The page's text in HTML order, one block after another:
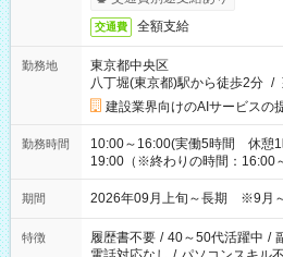
交通費 全額支給
勤務地
東京都中央区
八丁堀(東京都)駅から徒歩2分 /
建設業界向けのAIサービスの
勤務時間
10:00～16:00(実働5時間 休憩
19:00（※終わりの時間：16:00
期間 2026年09月上旬～長期 ※9月
特徴 履歴書不要 / 40～50代活躍中 /